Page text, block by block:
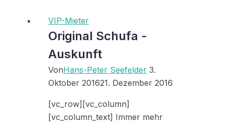
VIP-Mieter
Original Schufa -
Auskunft
VonHans-Peter Seefelder 3.
Oktober 201621. Dezember 2016
[vc_row][vc_column]
[vc_column_text] Immer mehr